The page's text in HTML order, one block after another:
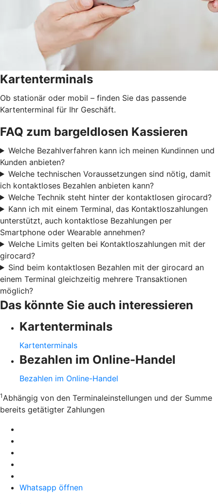
Kartenterminals
Ob stationär oder mobil – finden Sie das passende
Kartenterminal für Ihr Geschäft.
FAQ zum bargeldlosen Kassieren
Welche Bezahlverfahren kann ich meinen Kundinnen und
Kunden anbieten?
Welche technischen Voraussetzungen sind nötig, damit
ich kontaktloses Bezahlen anbieten kann?
Welche Technik steht hinter der kontaktlosen girocard?
Kann ich mit einem Terminal, das Kontaktloszahlungen
unterstützt, auch kontaktlose Bezahlungen per
Smartphone oder Wearable annehmen?
Welche Limits gelten bei Kontaktloszahlungen mit der
girocard?
Sind beim kontaktlosen Bezahlen mit der girocard an
einem Terminal gleichzeitig mehrere Transaktionen
möglich?
Das könnte Sie auch interessieren
Kartenterminals
Kartenterminals
Bezahlen im Online-Handel
Bezahlen im Online-Handel
1 Abhängig von den Terminaleinstellungen und der Summe
bereits getätigter Zahlungen
Whatsapp öffnen